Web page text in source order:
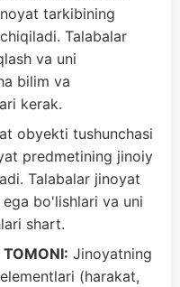
tarkibining
Talabalar
va uni
bilim va
kerak.
obyekti tushunchasi
predmetining jinoiy
Talabalar jinoyat
bo'lishlari va uni
shart.
Jinoyatning
(harakat,